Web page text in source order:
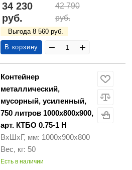
34 230
руб.
42 790
руб.
Выгода 8 560 руб.
В корзину
Контейнер
металлический,
мусорный, усиленный,
750 литров 1000х800х900,
арт. КТБО 0.75-1 H
ВхШхГ, мм: 1000х900х800
Вес, кг: 50
Есть в наличии